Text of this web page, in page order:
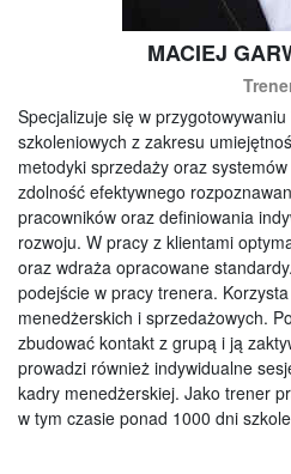
MACIEJ
Specjalizuje się w
szkoleniowych z zakresu
metodyki sprzedaży oraz
zdolność efektywnego
pracowników oraz definiowania
rozwoju. W pracy z klientami
oraz wdraża opracowane
podejście w pracy trenera.
menedżerskich i sprzedażowych.
zbudować kontakt z grupą i ją
prowadzi również indywidualne
kadry menedżerskiej. Jako trener
w tym czasie ponad 1000 dni